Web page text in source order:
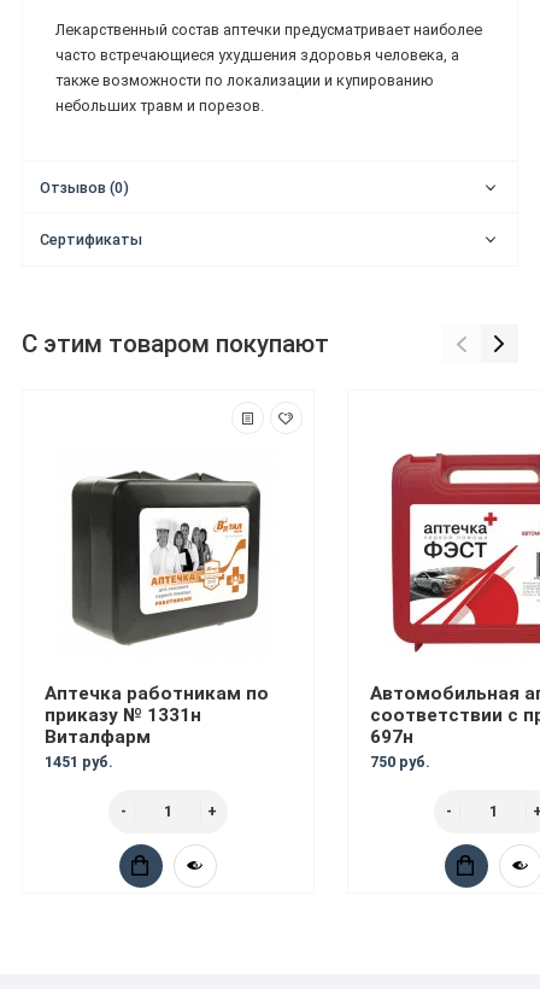
Лекарственный состав аптечки предусматривает наиболее
часто встречающиеся ухудшения здоровья человека, а
также возможности по локализации и купированию
небольших травм и порезов.
Отзывов (0)
Сертификаты
С этим товаром покупают
Аптечка работникам по
приказу № 1331н
Виталфарм
1451 руб.
Автомобильная
соответствии с
697н
750 руб.